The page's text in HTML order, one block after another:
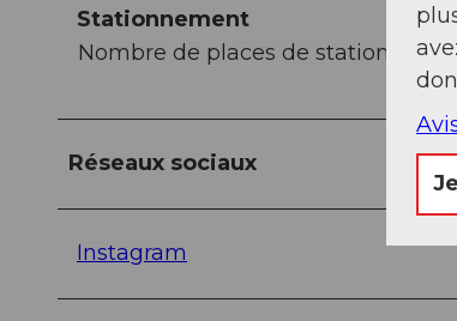
Stationnement
Nombre de places de
Réseaux sociaux
Instagram